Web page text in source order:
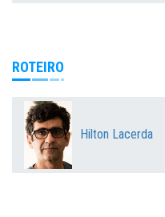
ROTEIRO
Hilton Lacerda